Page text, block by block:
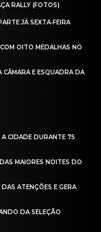
RALLY (FOTOS)
JÁ SEXTA‑FEIRA
OITO MEDALHAS NO
E ESQUADRA DA
A CIDADE DURANTE 75
MAIORES NOITES DO
ATENÇÕES E GERA
DA SELEÇÃO